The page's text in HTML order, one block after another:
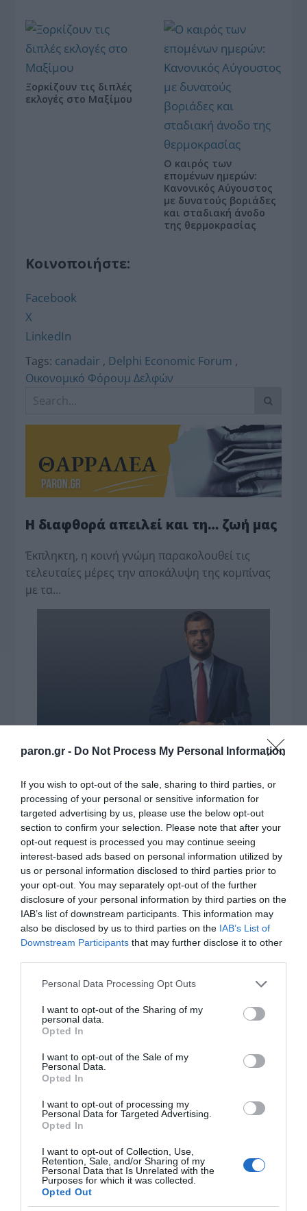
paron.gr - Do Not Process My Personal Information
If you wish to opt-out of the sale, sharing to third parties, or
processing of your personal or sensitive information for
targeted advertising by us, please use the below opt-out
section to confirm your selection. Please note that after your
opt-out request is processed you may continue seeing
interest-based ads based on personal information utilized by
us or personal information disclosed to third parties prior to
your opt-out. You may separately opt-out of the further
disclosure of your personal information by third parties on the
IAB’s list of downstream participants. This information may
also be disclosed by us to third parties on the IAB’s List of
Downstream Participants that may further disclose it to other
Please note that this website/app uses one or more Google
not limited to your visit or usage behaviour. You may click to
grant or deny consent to Google and its third-party tags to
use your data for below specified purposes in below Google
consent section.
Personal Data Processing Opt Outs
I want to opt-out of the Sharing of my
personal data.
Opted In
I want to opt-out of the Sale of my
Personal Data.
Opted In
I want to opt-out of processing my
Personal Data for Targeted Advertising.
Opted In
I want to opt-out of Collection, Use,
Retention, Sale, and/or Sharing of my
Personal Data that Is Unrelated with the
Purposes for which it was collected.
Opted Out
Ξορκίζουν τις διπλές
εκλογές στο Μαξίμου
Ο καιρός των
επομένων ημερών:
Κανονικός Αύγουστος
με δυνατούς βοριάδες
και σταδιακή άνοδο
της θερμοκρασίας
Κοινοποιήστε:
Facebook
X
LinkedIn
Tags: canadair , Delphi Economic Forum ,
Οικονομικό Φόρουμ Δελφών
Η διαφθορά απειλεί και τη… ζωή μας
Έκπληκτη, η κοινή γνώμη παρακολουθεί τις
τελευταίες μέρες την αποκάλυψη της κο­μπίνας
με τα…
VIDCASTS
ΠΑΥΛΟΣ ΜΑΡΙΝΑΚΗΣ: «ΔΕΝ ΗΘΕΛΑ ΝΑ ΑΦΗΣΩ ΣΤΟΝ
Ο κυβερνητικός εκπρόσωπος,
χαρτιά του στις «Τυπολογίες»
σε ένα vidcast που μιλάει για
των Μέσων Μαζικής
Ενημέρωσης. Σε μια εφ’ όλης της ύλης
το χρονοδιάγραμμα για τις περιφερειακές και
ραδιοφωνικές άδειες, το πακέτο στήριξης των 80
εκατομμυρίων ευρώ για τον Τύπο, αλλά και την